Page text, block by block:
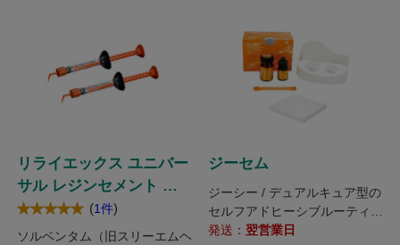
リライエックス ユニバー
サル レジンセメント ダ
ブルパック(1件)
ソルベンタム（旧スリーエムヘ
ジーセム
ジーシー / デュアルキュア型の
セルフアドヒーシブルーティン
グセメント。
発送： 翌営業日